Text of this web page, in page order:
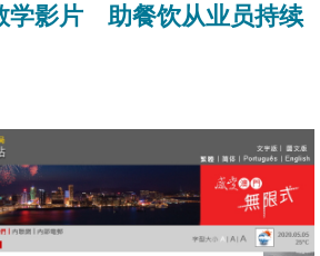
学影片 助餐饮从业员持续